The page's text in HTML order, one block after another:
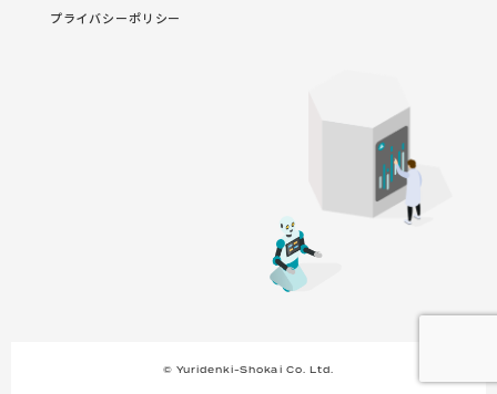
プライバシーポリシー
© Yuridenki-Shokai Co. Ltd.